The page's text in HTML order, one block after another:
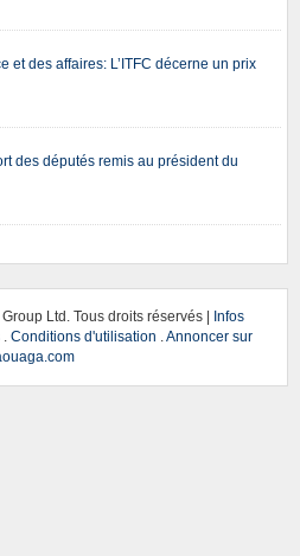
et des affaires: L’ITFC décerne un prix
des députés remis au président du
Ltd. Tous droits réservés |
Infos
. Conditions d'utilisation .Annoncer sur